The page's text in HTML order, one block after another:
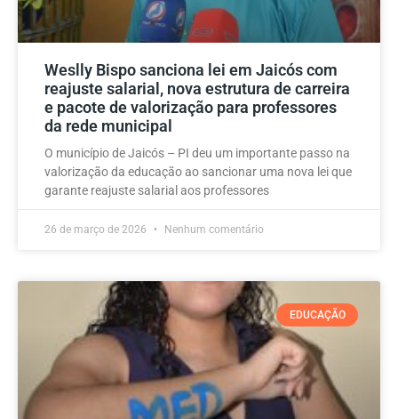
Weslly Bispo sanciona lei em Jaicós com
reajuste salarial, nova estrutura de carreira
e pacote de valorização para professores
da rede municipal
O município de Jaicós – PI deu um importante passo na
valorização da educação ao sancionar uma nova lei que
garante reajuste salarial aos professores
26 de março de 2026 Nenhum comentário
EDUCAÇÃO